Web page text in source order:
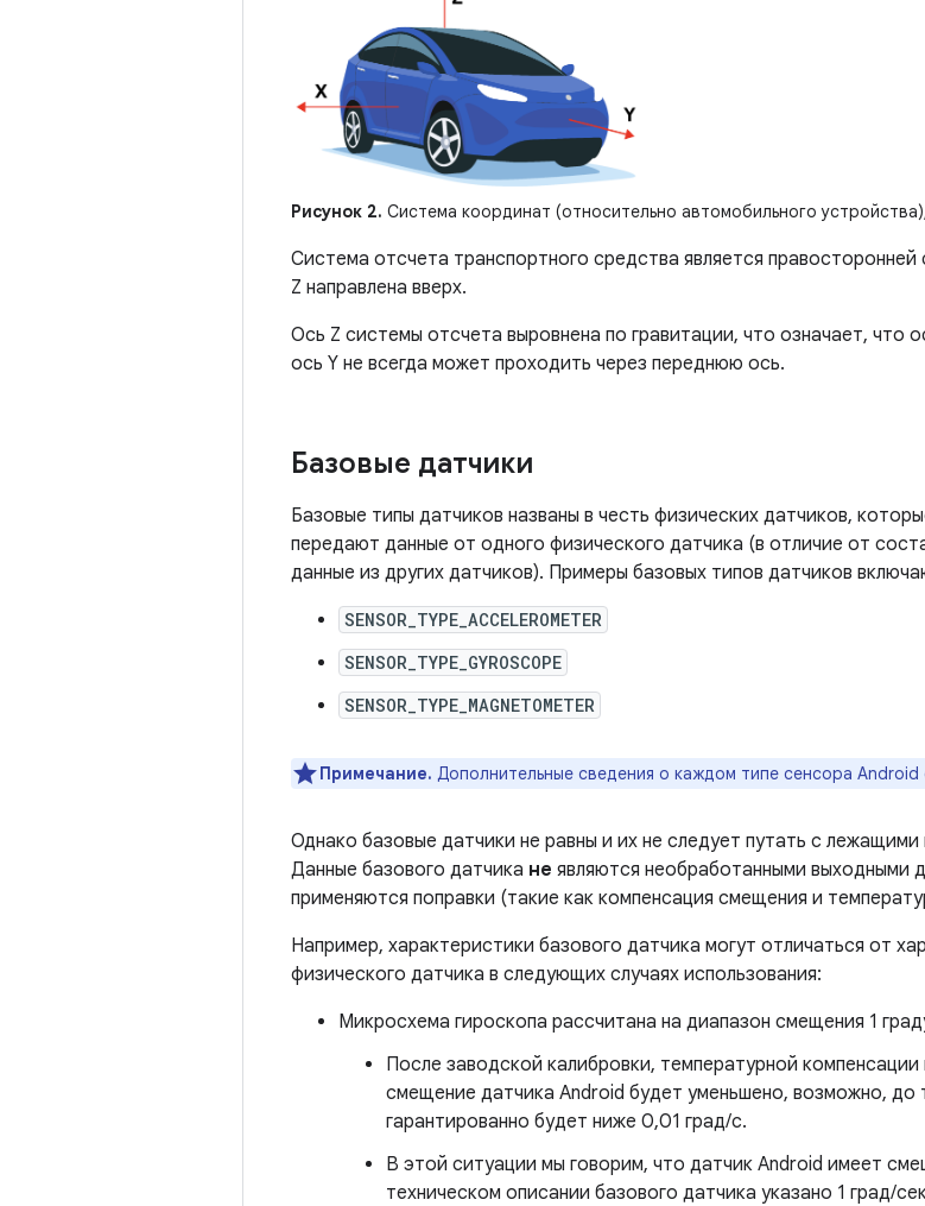
Рисунок 2. Система координат (относительно автомобильного
Система отсчета транспортного средства является
Z направлена ​​вверх.
Ось Z системы отсчета выровнена по гравитации, что означает, что
ось Y не всегда может проходить через переднюю ось.
Базовые датчики
Базовые типы датчиков названы в честь физических датчиков,
передают данные от одного физического датчика (в отличие от
данные из других датчиков). Примеры базовых типов датчиков
SENSOR_TYPE_ACCELEROMETER
SENSOR_TYPE_GYROSCOPE
SENSOR_TYPE_MAGNETOMETER
Примечание. Дополнительные сведения о каждом типе сенсора
Однако базовые датчики не равны и их не следует путать с
Данные базового датчика не являются необработанными выходными
применяются поправки (такие как компенсация смещения и
Например, характеристики базового датчика могут отличаться от
физического датчика в следующих случаях использования:
Микросхема гироскопа рассчитана на диапазон смещения 1
После заводской калибровки, температурной
смещение датчика Android будет уменьшено, возможно, до
гарантированно будет ниже 0,01 град/с.
В этой ситуации мы говорим, что датчик Android имеет
техническом описании базового датчика указано 1 град/